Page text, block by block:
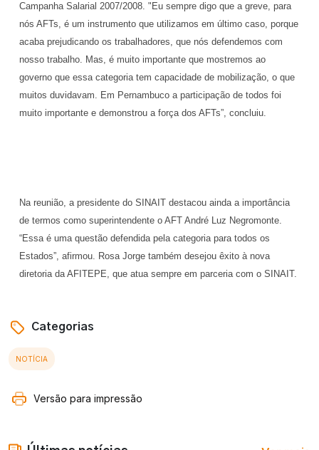
Campanha Salarial 2007/2008. "Eu sempre digo que a greve, para
nós AFTs, é um instrumento que utilizamos em último caso, porque
acaba prejudicando os trabalhadores, que nós defendemos com
nosso trabalho. Mas, é muito importante que mostremos ao
governo que essa categoria tem capacidade de mobilização, o que
muitos duvidavam. Em Pernambuco a participação de todos foi
muito importante e demonstrou a força dos AFTs”, concluiu.
Na reunião, a presidente do SINAIT destacou ainda a importância
de termos como superintendente o AFT André Luz Negromonte.
“Essa é uma questão defendida pela categoria para todos os
Estados”, afirmou. Rosa Jorge também desejou êxito à nova
diretoria da AFITEPE, que atua sempre em parceria com o SINAIT.
Categorias
NOTÍCIA
Versão para impressão